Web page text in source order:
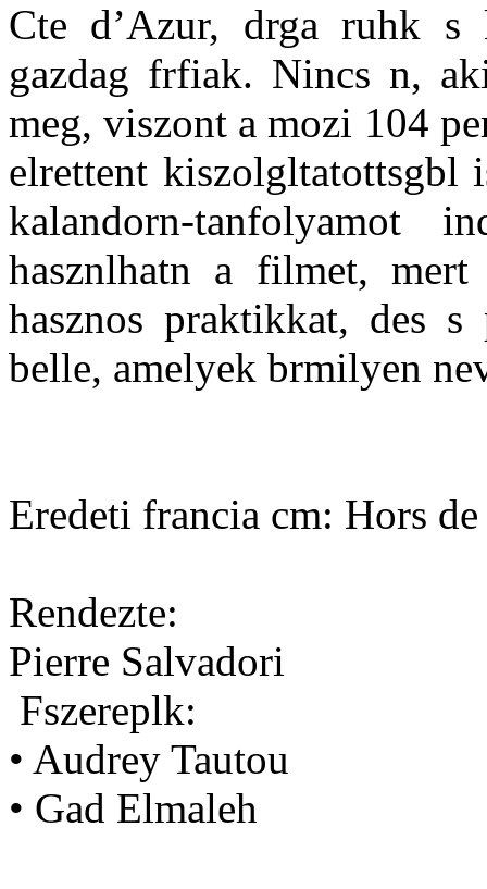
Cte d’Azur, drga ruhk s
gazdag frfiak. Nincs n,
meg, viszont a mozi 104
elrettent kiszolgltatottsgbl
kalandorn-tanfolyamot
hasznlhatn a filmet,
hasznos praktikkat, des
belle, amelyek brmilyen
Eredeti francia cm: Hors
Rendezte:
Pierre Salvadori
Fszereplk:
• Audrey Tautou
• Gad Elmaleh